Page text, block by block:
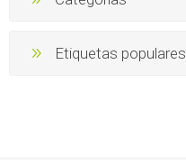
Etiquetas populares